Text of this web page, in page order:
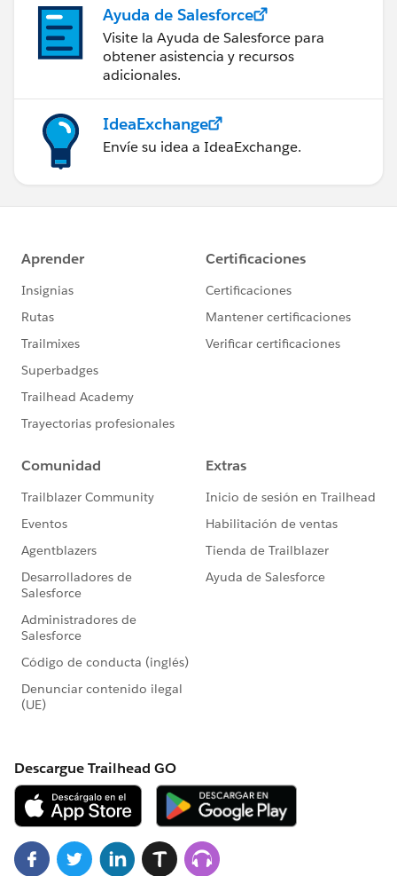
Ayuda de Salesforce
Visite la Ayuda de Salesforce para
obtener asistencia y recursos
adicionales.
IdeaExchange
Envíe su idea a IdeaExchange.